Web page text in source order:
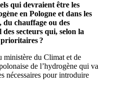
qui devraient être les
en Pologne et dans les
du chauffage ou des
secteurs qui, selon la
?
ministère du Climat et de
de l’hydrogène qui va
nécessaires pour introduire